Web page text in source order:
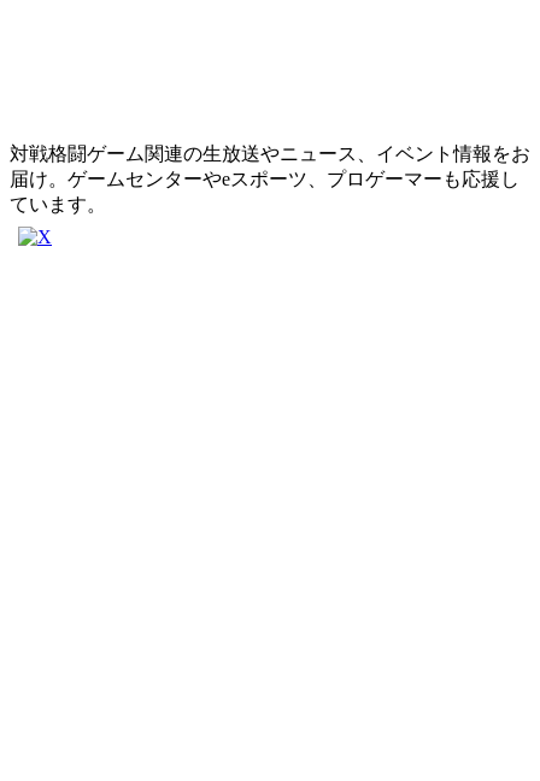
対戦格闘ゲーム関連の生放送やニュース、イベント情報をお
届け。ゲームセンターやeスポーツ、プロゲーマーも応援し
ています。